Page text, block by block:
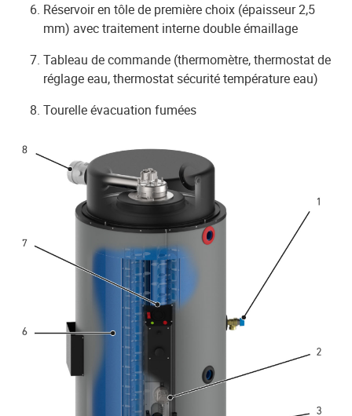
Réservoir en tôle de première choix (épaisseur 2,5
mm) avec traitement interne double émaillage
Tableau de commande (thermomètre, thermostat de
réglage eau, thermostat sécurité température eau)
Tourelle évacuation fumées